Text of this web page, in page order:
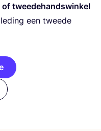
of twee­de­hands­win­kel
een twee­de